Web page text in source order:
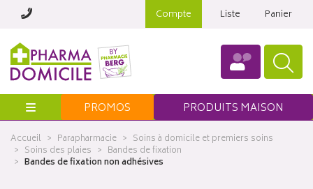
Compte Liste Panier
Menu PROMOS PRODUITS MAISON
Accueil Parapharmacie
Soins à domicile et premiers soins
Soins des plaies
Bandes de fixation
Bandes de fixation non adhésives